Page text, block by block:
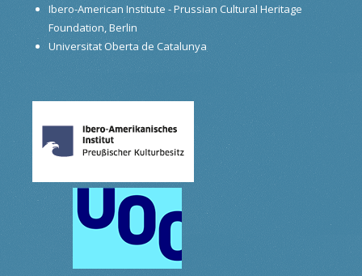
Ibero-American Institute - Prussian Cultural Heritage
Foundation, Berlin
Universitat Oberta de Catalunya